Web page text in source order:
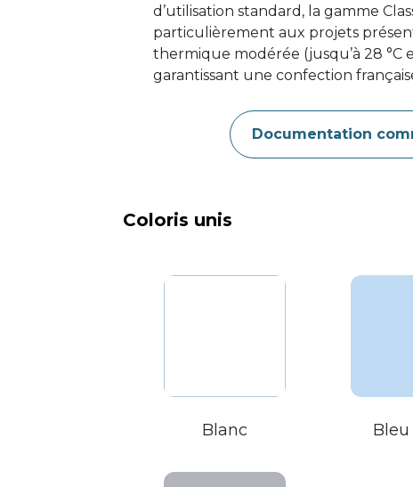
d’utilisation standard, la gamme
particulièrement aux projets
thermique modérée (jusqu’à 28 °C
garantissant une confection
Documentation
Coloris unis
Blanc Bleu